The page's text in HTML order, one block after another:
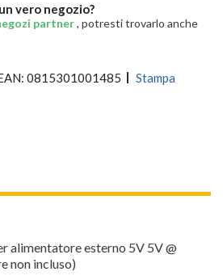
vero negozio?
partner, potresti trovarlo anche
0815301001485 Stampa
alimentatore esterno 5V 5V @
non incluso)